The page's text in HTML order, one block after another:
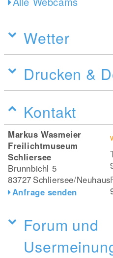
Wetter
Drucken &
Kontakt
Markus Wasmeier
Freilichtmuseum
Schliersee
Brunnbichl 5
83727 Schliersee/Neuhaus
Anfrage senden
Forum und